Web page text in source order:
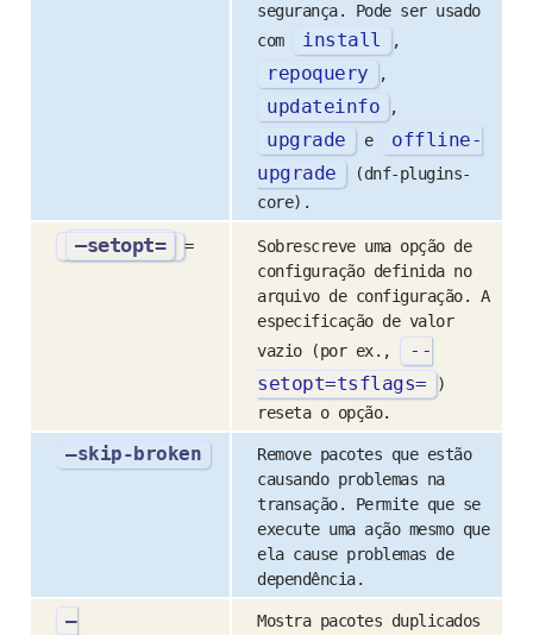
segurança. Pode ser usado
com
install ,
repoquery ,
updateinfo ,
upgrade e offline-
upgrade
(dnf-plugins-
core).
–setopt= =
Sobrescreve uma opção de
configuração definida no
arquivo de configuração. A
especificação de valor
vazio (por ex.,
--
setopt=tsflags=
)
reseta o opção.
–skip-broken
Remove pacotes que estão
causando problemas na
transação. Permite que se
execute uma ação mesmo que
ela cause problemas de
dependência.
–
Mostra pacotes duplicados